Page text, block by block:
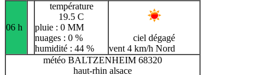
06 h
température
19.5 C
pluie : 0 MM
nuages : 0 %
humidité : 44 %
ciel dégagé
vent 4 km/h Nord
météo BALTZENHEIM 68320
haut-rhin alsace